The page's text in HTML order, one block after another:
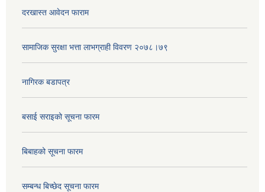
दरखास्त आवेदन फाराम
सामाजिक सुरक्षा भत्ता लाभग्राही विवरण २०७८।७९
नागिरक बडापत्र
बसाई सराइको सूचना फारम
बिबाहको सूचना फारम
सम्बन्ध बिच्छेद सूचना फारम